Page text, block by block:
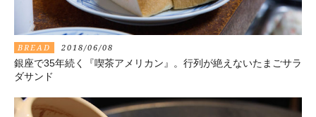
BREAD 2018/06/08
銀座で35年続く『喫茶アメリカン』。行列が絶えないたまごサラ
ダサンド